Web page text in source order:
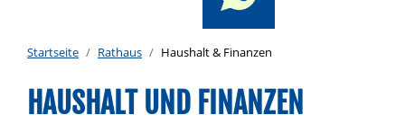
Startseite Rathaus Haushalt & Finanzen
HAUSHALT UND FINANZEN